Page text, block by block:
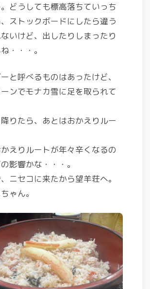
どうしても標高落ちていっち
ストックボードにしたら違う
いけど、出したりしまったり
・・・。
と呼べるものはあったけど、
ンでモナカ雪に足を取られて
りたら、あとはおかえりルー
えりルートが年々辛くなるの
影響かな・・・。
ニセコに来たから望羊荘へ。
ゃん。